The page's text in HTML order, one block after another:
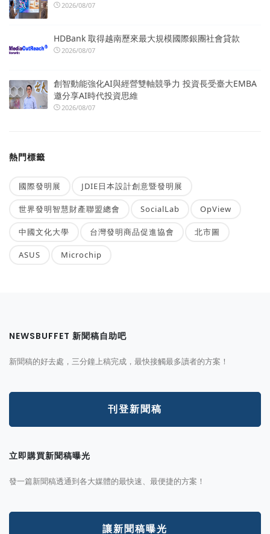
2026/08/07
HDBank 取得越南歷來最大規模國際銀團社會貸款
2026/08/07
創智動能強化AI與經營雙軸競爭力 投資長受臺大EMBA
邀分享AI時代投資思維
2026/08/07
熱門標籤
國際發明展 JDIE日本設計創意暨發明展
世界發明智慧財產聯盟總會 SocialLab OpView
中國文化大學 台灣發明商品促進協會 北市圖
ASUS Microchip
NEWSBUFFET 新聞稿自助吧
新聞稿的好去處，三分鐘上稿完成，最快接觸最多讀者的方案！
刊登新聞稿
立即購買新聞稿曝光
發一篇新聞稿透通到各大媒體的最快速、最便捷的方案！
讓新聞稿曝光